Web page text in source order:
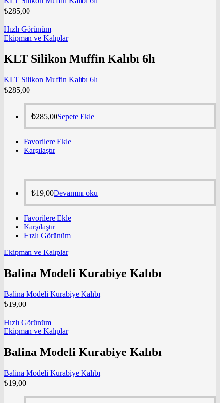
₺285,00
Hızlı Görünüm
Ekipman ve Kalıplar
KLT Silikon Muffin Kalıbı 6lı
KLT Silikon Muffin Kalıbı 6lı
₺285,00
₺285,00Sepete Ekle
Favorilere Ekle
Karşılaştır
₺19,00Devamını oku
Favorilere Ekle
Karşılaştır
Hızlı Görünüm
Ekipman ve Kalıplar
Balina Modeli Kurabiye Kalıbı
Balina Modeli Kurabiye Kalıbı
₺19,00
Hızlı Görünüm
Ekipman ve Kalıplar
Balina Modeli Kurabiye Kalıbı
Balina Modeli Kurabiye Kalıbı
₺19,00